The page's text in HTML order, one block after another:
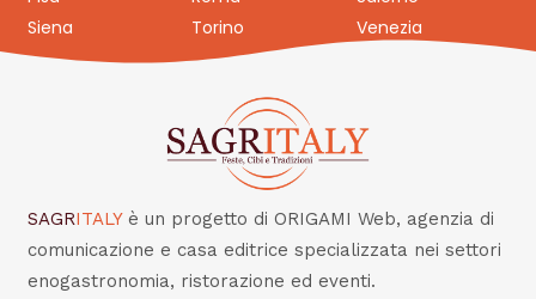
Siena
Torino Venezia
SAGRITALY è un progetto di ORIGAMI Web, agenzia di
comunicazione e casa editrice specializzata nei settori
enogastronomia, ristorazione ed eventi.